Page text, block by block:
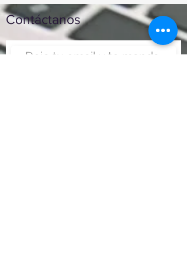
Contáctanos